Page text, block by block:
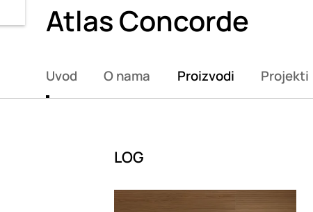
Atlas Concorde
Uvod O nama Proizvodi Projekti
LOG